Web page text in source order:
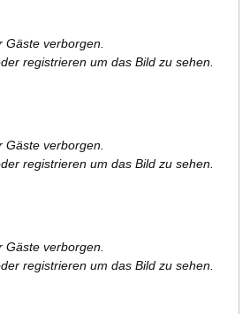
Gäste verborgen.
registrieren um das Bild zu sehen.
Gäste verborgen.
registrieren um das Bild zu sehen.
Gäste verborgen.
registrieren um das Bild zu sehen.